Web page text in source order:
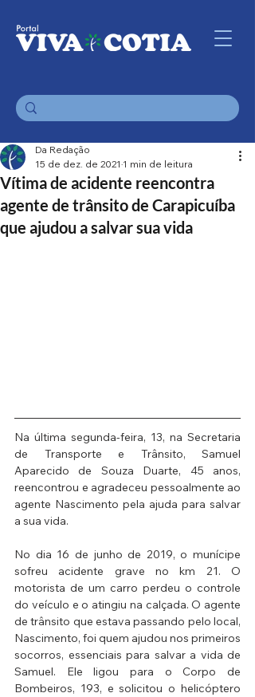
Vítima de acidente reencontra
agente de trânsito de Carapicuíba
que ajudou a salvar sua vida
Da Redação
15 de dez. de 2021 1 min de leitura
Na última segunda-feira, 13, na Secretaria
de Transporte e Trânsito, Samuel
Aparecido de Souza Duarte, 45 anos,
reencontrou e agradeceu pessoalmente ao
agente Nascimento pela ajuda para salvar
a sua vida.
No dia 16 de junho de 2019, o munícipe
sofreu acidente grave no km 21. O
motorista de um carro perdeu o controle
do veículo e o atingiu na calçada. O agente
de trânsito que estava passando pelo local,
Nascimento, foi quem ajudou nos primeiros
socorros, essenciais para salvar a vida de
Samuel. Ele ligou para o Corpo de
Bombeiros, 193, e solicitou o helicóptero